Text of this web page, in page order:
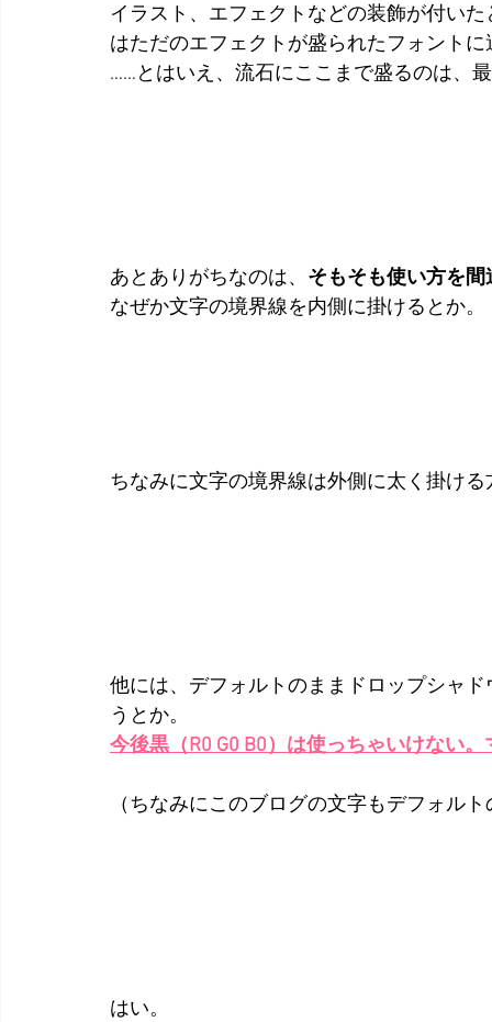
イラスト、エフェクトなどの装飾が付い
はただのエフェクトが盛られたフォント
……とはいえ、流石にここまで盛るのは、
あとありがちなのは、 そもそも使い方を間
なぜか文字の境界線を内側に掛けるとか。
ちなみに文字の境界線は外側に太く掛け
他には、デフォルトのままドロップシャ
うとか。
今後黒（R0 G0 B0）は使っちゃいけない。
（ちなみにこのブログの文字もデフォル
はい。